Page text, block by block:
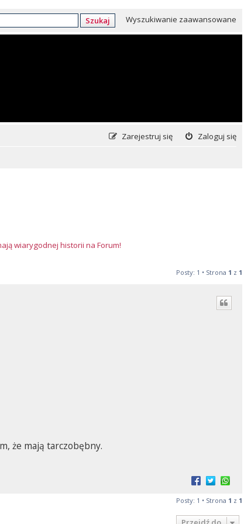
Szukaj Wyszukiwanie zaawansowane
Zaloguj się
Zarejestruj się
wiarygodnej historii na Forum!
Posty: 1 • Strona 1 z 1
że mają tarczobębny.
Posty: 1 • Strona 1 z 1